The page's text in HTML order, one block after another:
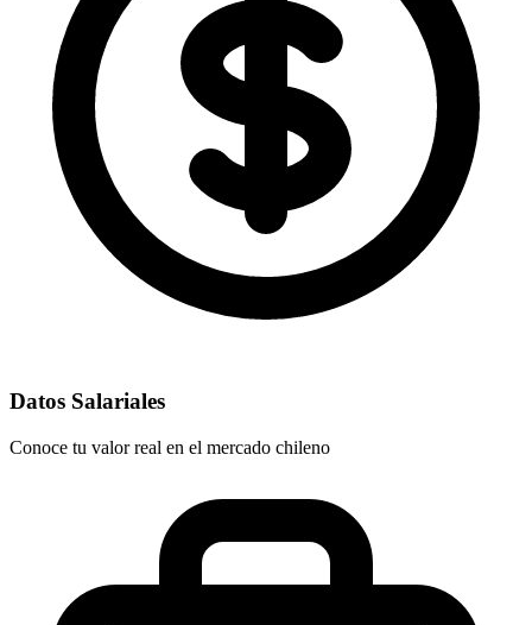
Datos Salariales
Conoce tu valor real en el mercado chileno